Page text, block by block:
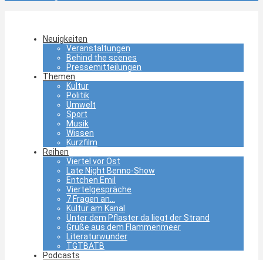
Neuigkeiten
Veranstaltungen
Behind the scenes
Pressemitteilungen
Themen
Kultur
Politik
Umwelt
Sport
Musik
Wissen
Kurzfilm
Reihen
Viertel vor Ost
Late Night Benno-Show
Entchen Emil
Viertelgespräche
7 Fragen an…
Kultur am Kanal
Unter dem Pflaster da liegt der Strand
Grüße aus dem Flammenmeer
Literaturwunder
TGTBATB
Podcasts